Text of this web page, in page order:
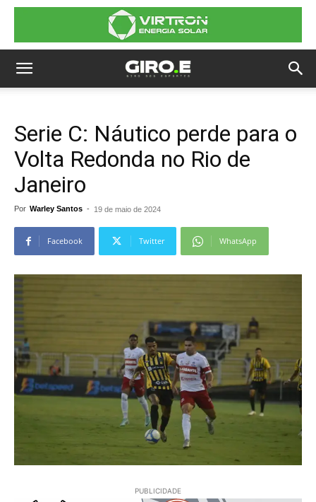
Serie C: Náutico perde para o
Volta Redonda no Rio de
Janeiro
Por Warley Santos - 19 de maio de 2024
Facebook Twitter WhatsApp
PUBLICIDADE